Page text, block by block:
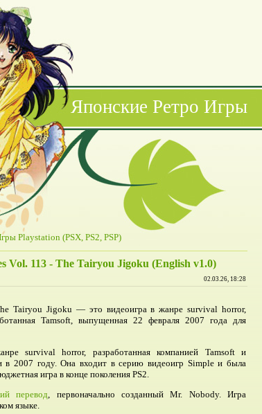
Японские Ретро Игры
Playstation (PSX, PS2, PSP)
Vol. 113 - The Tairyou Jigoku (English v1.0)
02.03.26, 18:28
Tairyou Jigoku — это видеоигра в жанре survival horror,
Tamsoft, выпущенная 22 февраля 2007 года для
survival horror, разработанная компанией Tamsoft и
2007 году. Она входит в серию видеоигр Simple и была
игра в конце поколения PS2.
перевод , первоначально созданный Mr. Nobody. Игра
языке.